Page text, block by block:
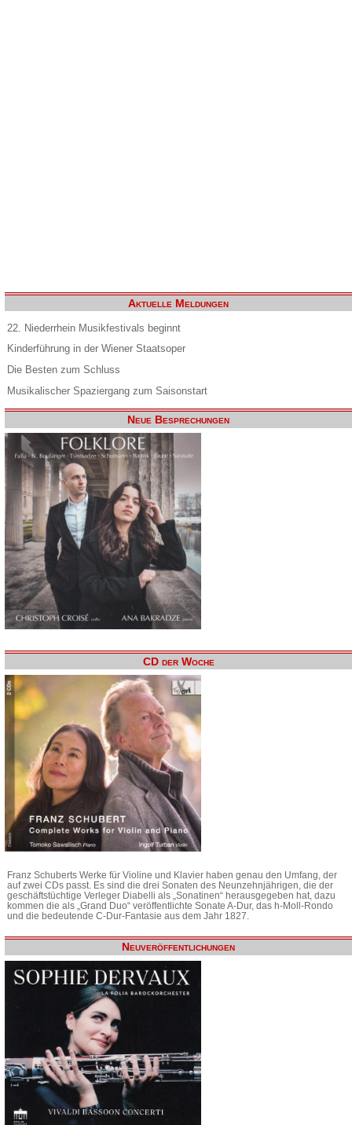
Aktuelle Meldungen
22. Niederrhein Musikfestivals beginnt
Kinderführung in der Wiener Staatsoper
Die Besten zum Schluss
Musikalischer Spaziergang zum Saisonstart
Neue Besprechungen
CD der Woche
Franz Schuberts Werke für Violine und Klavier haben genau den Umfang, der
auf zwei CDs passt. Es sind die drei Sonaten des Neunzehnjährigen, die der
geschäftstüchtige Verleger Diabelli als „Sonatinen“ herausgegeben hat, dazu
kommen die als „Grand Duo“ veröffentlichte Sonate A-Dur, das h-Moll-Rondo
und die bedeutende C-Dur-Fantasie aus dem Jahr 1827.
Neuveröffentlichungen